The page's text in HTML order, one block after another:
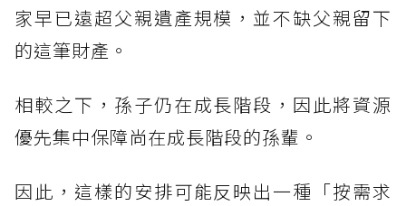
家早已遠超父親遺產規模，並不缺父親留下
的這筆財產。
相較之下，孫子仍在成長階段，因此將資源
優先集中保障尚在成長階段的孫輩。
因此，這樣的安排可能反映出一種「按需求